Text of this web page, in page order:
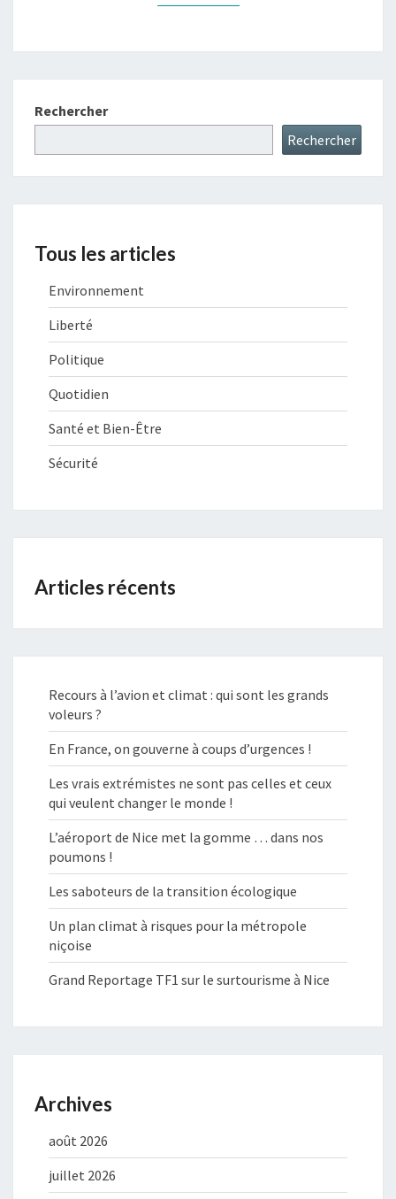
Rechercher
Rechercher
Tous les articles
Environnement
Liberté
Politique
Quotidien
Santé et Bien-Être
Sécurité
Articles récents
Recours à l’avion et climat : qui sont les grands
voleurs ?
En France, on gouverne à coups d’urgences !
Les vrais extrémistes ne sont pas celles et ceux
qui veulent changer le monde !
L’aéroport de Nice met la gomme … dans nos
poumons !
Les saboteurs de la transition écologique
Un plan climat à risques pour la métropole
niçoise
Grand Reportage TF1 sur le surtourisme à Nice
Archives
août 2026
juillet 2026